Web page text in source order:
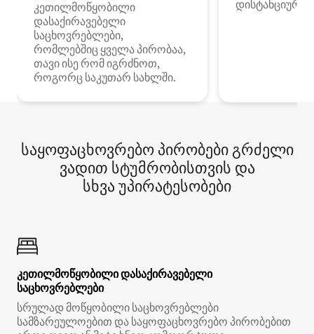
კეთილმოწყობილი
დასაქირავებელი
საცხოვრებლები,
რომლებშიც ყველა პირობაა,
თავი ისე რომ იგრძნოთ,
როგორც საკუთარ სახლში.
დისტანციური
საყოფაცხოვრებო პირობები გრძელი
ვადით სტუმრობისთვის და
სხვა უპირატესობები
კეთილმოწყობილი დასაქირავებელი
საცხოვრებლები
სრულად მოწყობილი საცხოვრებლები
სამზარეულოებით და საყოფაცხოვრებო პირობებით